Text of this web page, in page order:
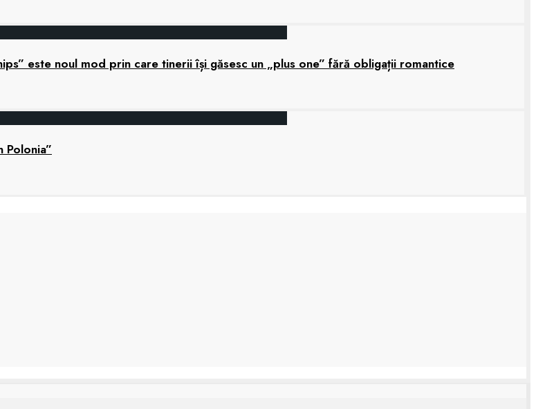
este noul mod prin care tinerii își găsesc un „plus one” fără obligații romantice
Polonia”